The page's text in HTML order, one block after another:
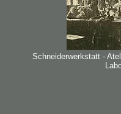
Schneiderwerkstatt -